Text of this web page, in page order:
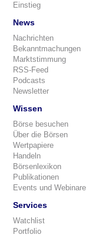
Einstieg
News
Nachrichten
Bekanntmachungen
Marktstimmung
RSS-Feed
Podcasts
Newsletter
Wissen
Börse besuchen
Über die Börsen
Wertpapiere
Handeln
Börsenlexikon
Publikationen
Events und Webinare
Services
Watchlist
Portfolio